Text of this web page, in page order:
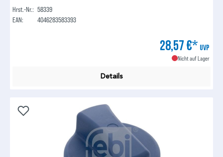
Hrst.-Nr.: 58339
EAN:
4046283583393
28,57 €* UVP
Nicht auf Lager
Details